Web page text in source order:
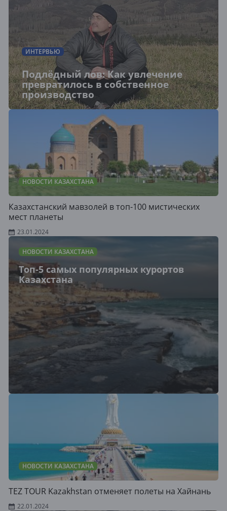
ИНТЕРВЬЮ
Подлёдный лов: Как увлечение
превратилось в собственное
производство
НОВОСТИ КАЗАХСТАНА
Казахстанский мавзолей в топ-100 мистических
мест планеты
23.01.2024
НОВОСТИ КАЗАХСТАНА
Топ-5 самых популярных курортов
Казахстана
НОВОСТИ КАЗАХСТАНА
TEZ TOUR Kazakhstan отменяет полеты на Хайнань
22.01.2024